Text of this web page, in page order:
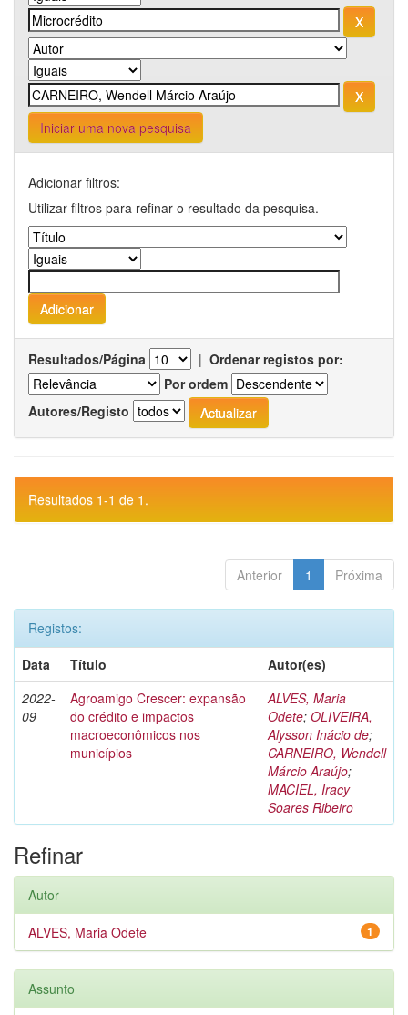
Iniciar uma nova pesquisa
Adicionar filtros:
Utilizar filtros para refinar o resultado da pesquisa.
Resultados/Página | Ordenar registos por:
Por ordem
Autores/Registo
Resultados 1-1 de 1.
Anterior 1 Próxima
Registos:
Data
Título
Autor(es)
2022-
09
Agroamigo Crescer: expansão
do crédito e impactos
macroeconômicos nos
municípios
ALVES, Maria
Odete; OLIVEIRA,
Alysson Inácio de;
CARNEIRO, Wendell
Márcio Araújo;
MACIEL, Iracy
Soares Ribeiro
Refinar
Autor
1
ALVES, Maria Odete
Assunto